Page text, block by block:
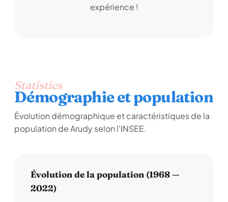
expérience !
Statistics
Démographie et population
Évolution démographique et caractéristiques de la
population de Arudy selon l'INSEE.
Évolution de la population (1968 —
2022)